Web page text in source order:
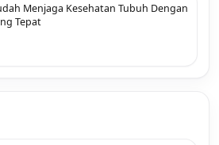
Menjaga Kesehatan Tubuh Dengan
Tepat